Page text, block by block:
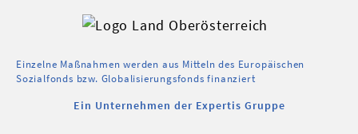
Einzelne Maßnahmen werden aus Mitteln des Europäischen
Sozialfonds bzw. Globalisierungsfonds finanziert
Ein Unternehmen der Expertis Gruppe